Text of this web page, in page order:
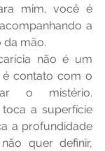
mim, você é
a
da mão.
não é um
contato com o
o mistério.
a superfície
a profundidade
quer definir,